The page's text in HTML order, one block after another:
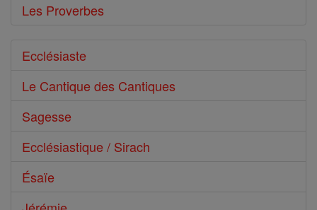
Les Proverbes
Ecclésiaste
Le Cantique des Cantiques
Sagesse
Ecclésiastique / Sirach
Ésaïe